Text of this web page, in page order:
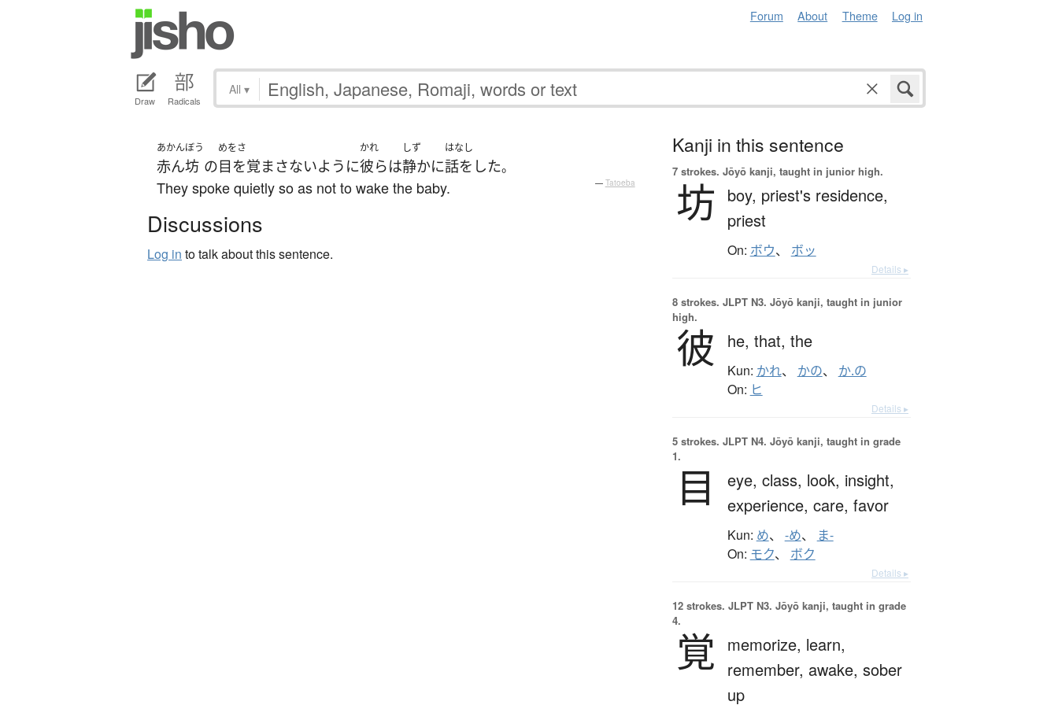
Forum About Theme Log in
Draw Radicals
All ▾
あかんぼう
赤ん坊 の
めをさ
目を覚まさないように
かれ
彼らは
しず
静かに
はなし
話をした。
They spoke quietly so as not to wake the baby. — Tatoeba
Discussions
Log in to talk about this sentence.
Kanji in this sentence
7 strokes. Jōyō kanji, taught in junior high.
坊 boy, priest's residence,
priest
On: ボウ、 ボッ
Details ▸
8 strokes. JLPT N3. Jōyō kanji, taught in junior
high.
彼 he, that, the
Kun: かれ、 かの、 か.の
On: ヒ
Details ▸
5 strokes. JLPT N4. Jōyō kanji, taught in grade
1.
目 eye, class, look, insight,
experience, care, favor
Kun: め、 -め、 ま-
On: モク、 ボク
Details ▸
12 strokes. JLPT N3. Jōyō kanji, taught in grade
4.
覚 memorize, learn,
remember, awake, sober
up